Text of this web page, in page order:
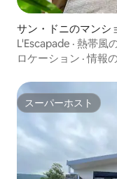
サン・ドニのマンシ
L'Escapade · 熱帯
ロケーション ·情報
スーパーホスト
スーパーホスト